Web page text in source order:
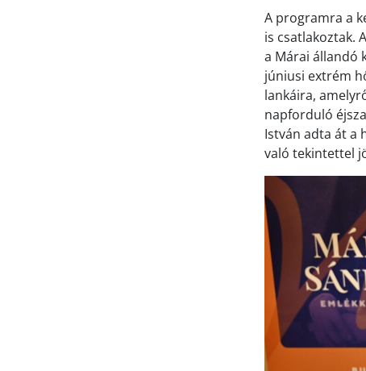
A programra a
is csatlakoztak.
a Márai állandó
júniusi extrém
lankáira,
napforduló
István adta át a
való tekintettel